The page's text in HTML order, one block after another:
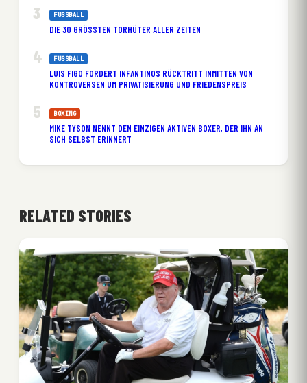
FUSSBALL
DIE 30 GRÖSSTEN TORHÜTER ALLER ZEITEN
FUSSBALL
LUIS FIGO FORDERT INFANTINOS RÜCKTRITT INMITTEN VON
KONTROVERSEN UM PRIVATISIERUNG UND FRIEDENSPREIS
BOXING
MIKE TYSON NENNT DEN EINZIGEN AKTIVEN BOXER, DER IHN AN
SICH SELBST ERINNERT
RELATED STORIES